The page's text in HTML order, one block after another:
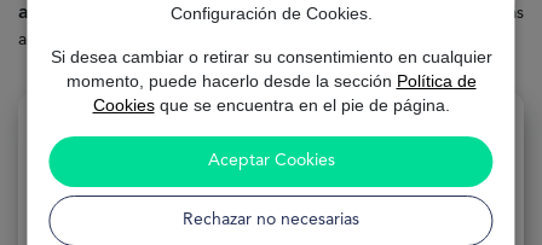
Configuración de Cookies.
Si desea cambiar o retirar su consentimiento en cualquier
momento, puede hacerlo desde la sección Política de
Cookiesque se encuentra en el pie de página.
Aceptar Cookies
Rechazar no necesarias
aprobación más altas del mercado
. Solo necesitarás
acceder a nuestra web y utilizar nuestro